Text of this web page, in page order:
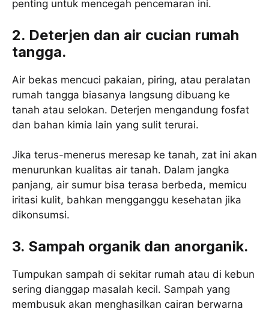
penting untuk mencegah pencemaran ini.
2. Deterjen dan air cucian rumah
tangga.
Air bekas mencuci pakaian, piring, atau peralatan
rumah tangga biasanya langsung dibuang ke
tanah atau selokan. Deterjen mengandung fosfat
dan bahan kimia lain yang sulit terurai.
Jika terus-menerus meresap ke tanah, zat ini akan
menurunkan kualitas air tanah. Dalam jangka
panjang, air sumur bisa terasa berbeda, memicu
iritasi kulit, bahkan mengganggu kesehatan jika
dikonsumsi.
3. Sampah organik dan anorganik.
Tumpukan sampah di sekitar rumah atau di kebun
sering dianggap masalah kecil. Sampah yang
membusuk akan menghasilkan cairan berwarna